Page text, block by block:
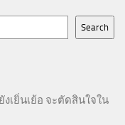
Search
งเยิ่นเย้อ จะตัดสินใจใน